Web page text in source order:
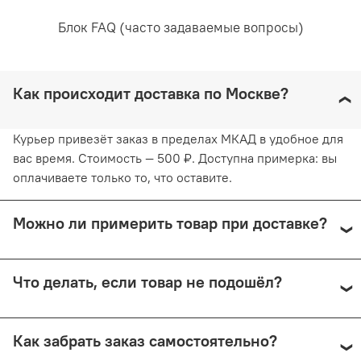
руками, не применяя силу. Глажка запрещена. Сушить
его эстетический вид.
Блок FAQ (часто задаваемые вопросы)
Как происходит доставка по Москве?
Курьер привезёт заказ в пределах МКАД в удобное для
вас время. Стоимость — 500 ₽. Доступна примерка: вы
оплачиваете только то, что оставите.
Можно ли примерить товар при доставке?
СДЭК с примеркой. Первые 15 минут — бесплатно.
Что делать, если товар не подошёл?
Почтой России (в этом случае возврат невозможен).
Как забрать заказ самостоятельно?